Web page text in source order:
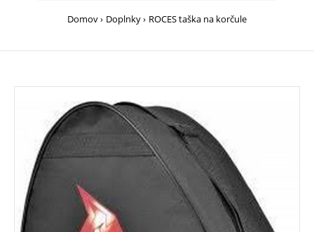
Domov Doplnky ROCES taška na korčule